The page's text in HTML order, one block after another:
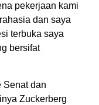
pekerjaan kami
dan saya
terbuka saya
bersifat
Senat dan
Zuckerberg